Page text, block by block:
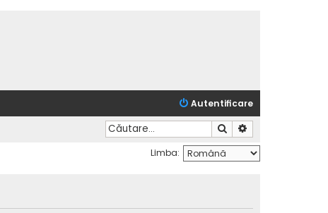
Autentificare
Căutare
Limba: